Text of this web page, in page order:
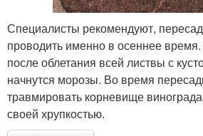
Специалисты рекомендуют,
проводить именно в осеннее
после облетания всей листвы с
начнутся морозы. Во время
травмировать корневище
своей хрупкостью.